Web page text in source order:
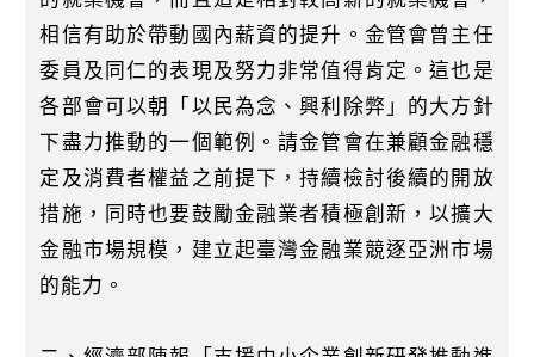
相信有助於帶動國內薪資的提升。金管會曾主任
委員及同仁的表現及努力非常值得肯定。這也是
各部會可以朝「以民為念、興利除弊」的大方針
下盡力推動的一個範例。請金管會在兼顧金融穩
定及消費者權益之前提下，持續檢討後續的開放
措施，同時也要鼓勵金融業者積極創新，以擴大
金融市場規模，建立起臺灣金融業競逐亞洲市場
的能力。